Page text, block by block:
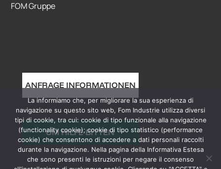
FOM Gruppe
ANFRAGE INFORMATIONEN
UM HILFE BITTEN
La informiamo che, per migliorare la sua esperienza di
navigazione su questo sito web, Fom Industrie utilizza diversi
tipi di cookie, tra cui: cookie di tipo funzionale alla navigazione
(functionality cookie); cookie di tipo statistico (performance
cookie) che consentono di accedere a dati personali raccolti
durante la navigazione. Nella pagina della Informativa Estesa
che sono presenti le istruzioni per negare il consenso